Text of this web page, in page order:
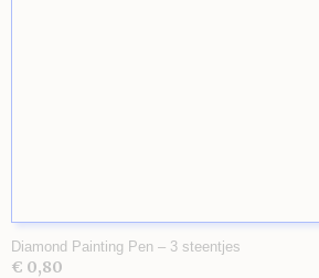
Diamond Painting Pen – 3 steentjes
€ 0,80